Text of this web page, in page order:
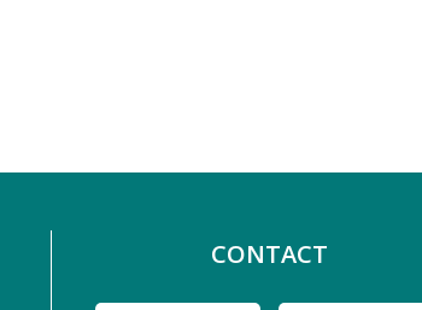
CONTACT